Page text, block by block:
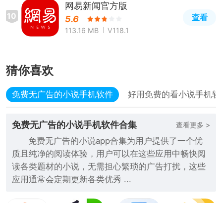
10
网易新闻官方版
5.6
113.16 MB V118.1
查看
猜你喜欢
免费无广告的小说手机软件 好用免费的看小说手机
免费无广告的小说手机软件合集 查看更多 >
免费无广告的小说app合集为用户提供了一个优
质且纯净的阅读体验，用户可以在这些应用中畅快阅
读各类题材的小说，无需担心繁琐的广告打扰，这些
应用通常会定期更新各类优秀 ...